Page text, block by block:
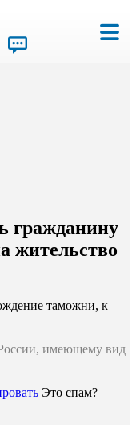
гражданину
жительство
таможни, к
имеющему вид
Это спам?